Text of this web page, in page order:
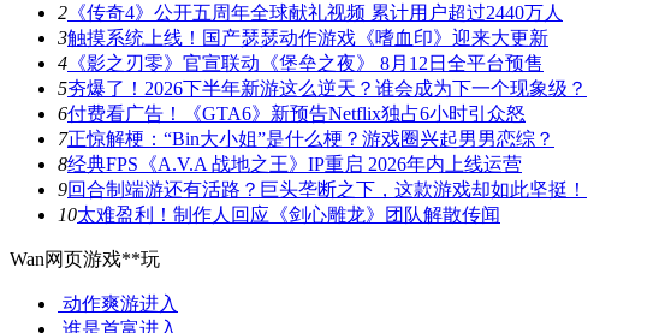
2 《传奇4》公开五周年全球献礼视频 累计用户超过2440万人
3触摸系统上线！国产瑟瑟动作游戏《嗜血印》迎来大更新
4 《影之刃零》官宣联动《堡垒之夜》 8月12日全平台预售
5夯爆了！2026下半年新游这么逆天？谁会成为下一个现象级？
6付费看广告！《GTA6》新预告Netflix独占6小时引众怒
7正惊解梗：“Bin大小姐”是什么梗？游戏圈兴起男男恋综？
8经典FPS《A.V.A 战地之王》IP重启 2026年内上线运营
9回合制端游还有活路？巨头垄断之下，这款游戏却如此坚挺！
10太难盈利！制作人回应《剑心雕龙》团队解散传闻
Wan网页游戏**玩
动作爽游进入
谁是首富进入